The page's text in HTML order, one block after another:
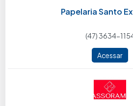
Papelaria Santo
(47) 3634-
Acessar